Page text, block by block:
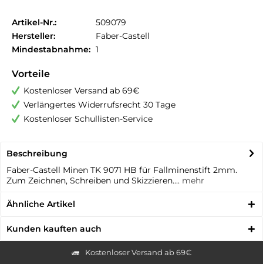
Artikel-Nr.:
509079
Hersteller:
Faber-Castell
Mindestabnahme: 1
Vorteile
Kostenloser Versand ab 69€
Verlängertes Widerrufsrecht 30 Tage
Kostenloser Schullisten-Service
Beschreibung
Faber-Castell Minen TK 9071 HB für Fallminenstift 2mm.
Zum Zeichnen, Schreiben und Skizzieren.... mehr
Ähnliche Artikel
Kunden kauften auch
Kostenloser Versand ab 69€